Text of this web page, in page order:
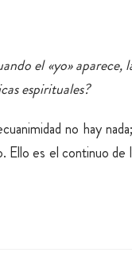
el «yo» aparece,
espirituales?
no hay
es el continuo de